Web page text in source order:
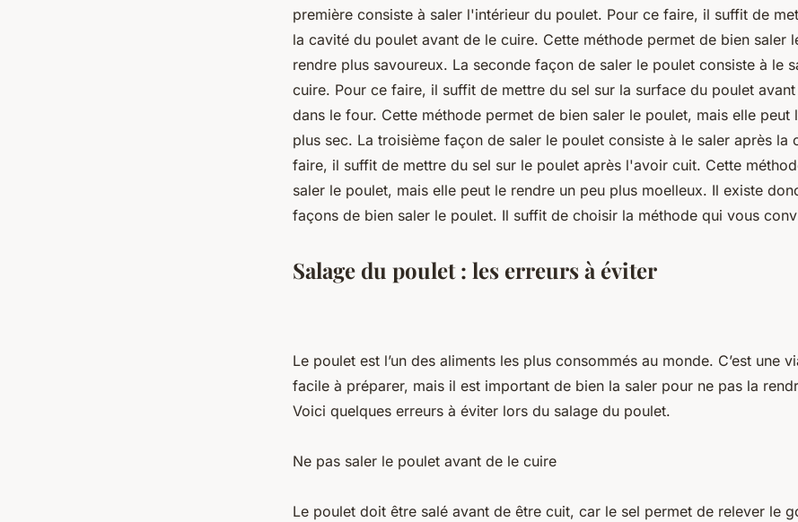
première consiste à saler l'intérieur du poulet. Pour ce faire, il suffit de
la cavité du poulet avant de le cuire. Cette méthode permet de bien saler
rendre plus savoureux. La seconde façon de saler le poulet consiste à le
cuire. Pour ce faire, il suffit de mettre du sel sur la surface du poulet
dans le four. Cette méthode permet de bien saler le poulet, mais elle peut
plus sec. La troisième façon de saler le poulet consiste à le saler après la
faire, il suffit de mettre du sel sur le poulet après l'avoir cuit. Cette
saler le poulet, mais elle peut le rendre un peu plus moelleux. Il existe
façons de bien saler le poulet. Il suffit de choisir la méthode qui vous
Salage du poulet : les erreurs à éviter
Le poulet est l’un des aliments les plus consommés au monde. C’est une
facile à préparer, mais il est important de bien la saler pour ne pas la
Voici quelques erreurs à éviter lors du salage du poulet.
Ne pas saler le poulet avant de le cuire
Le poulet doit être salé avant de être cuit, car le sel permet de relever le